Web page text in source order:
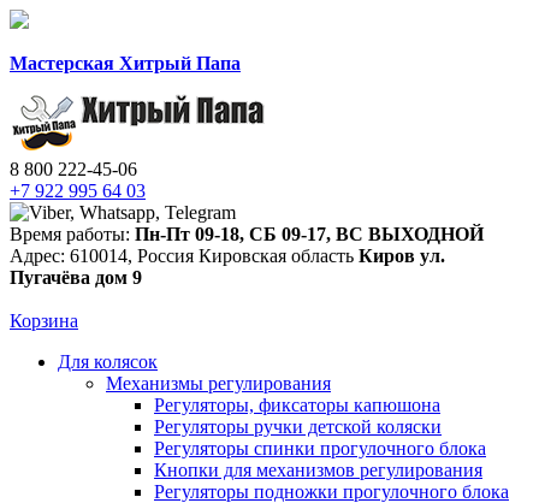
Мастерская Хитрый Папа
8 800 222-45-06
+7 922 995 64 03
Время работы: Пн-Пт 09-18, СБ 09-17, ВС ВЫХОДНОЙ
Адрес: 610014, Россия Кировская область Киров ул.
Пугачёва дом 9
Корзина
Для колясок
Механизмы регулирования
Регуляторы, фиксаторы капюшона
Регуляторы ручки детской коляски
Регуляторы спинки прогулочного блока
Кнопки для механизмов регулирования
Регуляторы подножки прогулочного блока